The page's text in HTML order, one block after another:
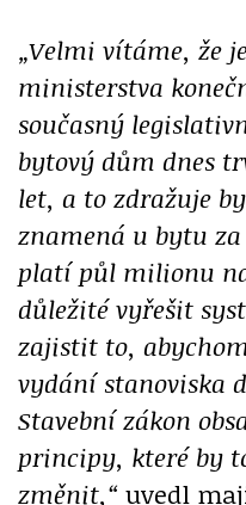
„Velmi vítáme, že
ministerstva
současný
bytový dům dnes
let, a to zdražuje
znamená u bytu
platí půl milionu
důležité vyřešit
zajistit to,
vydání stanoviska
Stavební zákon
principy, které by
změnit,“ uvedl